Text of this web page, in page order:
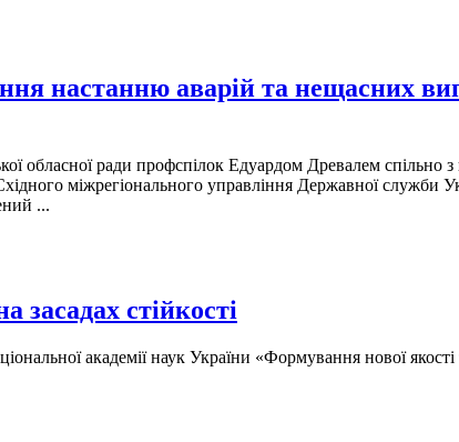
настанню аварій та нещасних
обласної ради профспілок Едуардом Древалем спільно
міжрегіонального управління Державної
...
засадах стійкості
академії наук України «Формування нової якості